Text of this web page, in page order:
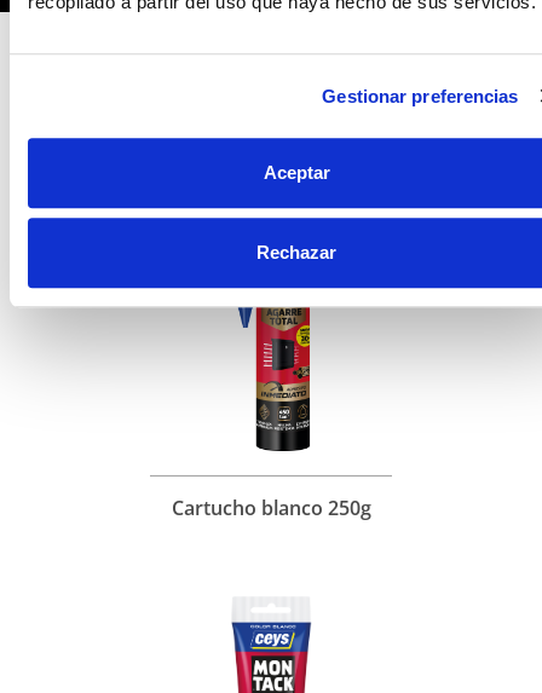
Gestionar preferencias
Aceptar
Rechazar
Cartucho blanco 250g